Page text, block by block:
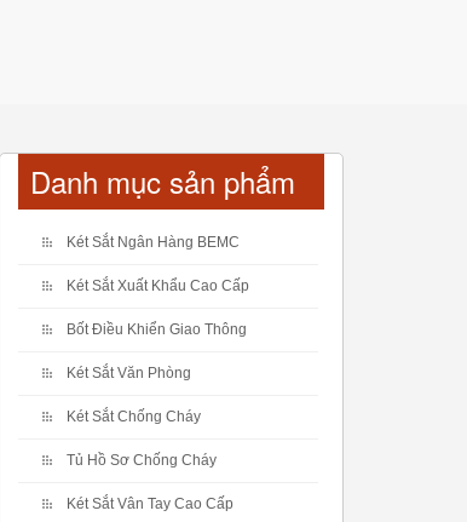
Danh mục sản phẩm
Két Sắt Ngân Hàng BEMC
Két Sắt Xuất Khẩu Cao Cấp
Bốt Điều Khiển Giao Thông
Két Sắt Văn Phòng
Két Sắt Chống Cháy
Tủ Hồ Sơ Chống Cháy
Két Sắt Vân Tay Cao Cấp